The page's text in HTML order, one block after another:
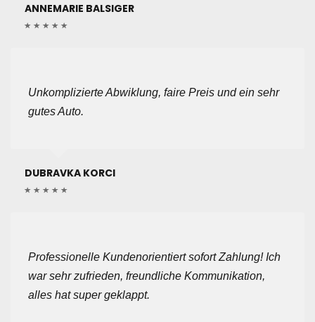
ANNEMARIE BALSIGER
Unkomplizierte Abwiklung, faire Preis und ein sehr
gutes Auto.
DUBRAVKA KORCI
Professionelle Kundenorientiert sofort Zahlung! Ich
war sehr zufrieden, freundliche Kommunikation,
alles hat super geklappt.